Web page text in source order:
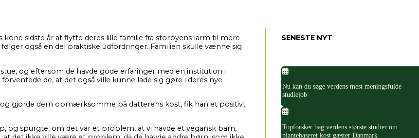
sidste år at flytte deres lille familie fra storbyens larm til mere
også en del praktiske udfordringer. Familien skulle vænne sig
og eftersom de havde gode erfaringer med en institution i
de, at det også ville kunne lade sig gøre i deres nye
gjorde dem opmærksomme på datterens kost, fik han et positivt
og spurgte, om det var et problem, at vi havde et vegansk barn,
SENESTE NYT
Nu kan du søge verdens mest meningsfulde
studiejob
Topforsker bag verdens største studier om
plantebaseret kost gæster Danmark